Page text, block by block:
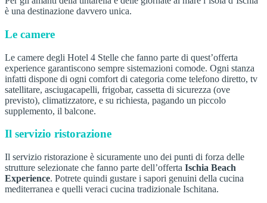
è una destinazione davvero unica.
Le camere
Le camere degli Hotel 4 Stelle che fanno parte di quest’offerta
experience garantiscono sempre sistemazioni comode. Ogni stanza
infatti dispone di ogni comfort di categoria come telefono diretto, tv
satellitare, asciugacapelli, frigobar, cassetta di sicurezza (ove
previsto), climatizzatore, e su richiesta, pagando un piccolo
supplemento, il balcone.
Il servizio ristorazione
Il servizio ristorazione è sicuramente uno dei punti di forza delle
strutture selezionate che fanno parte dell’offerta Ischia Beach
Experience. Potrete quindi gustare i sapori genuini della cucina
mediterranea e quelli veraci cucina tradizionale Ischitana.